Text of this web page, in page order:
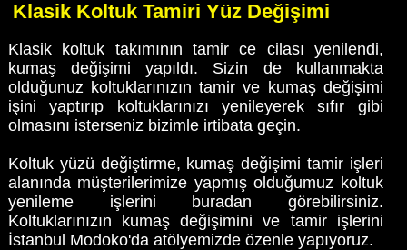
Klasik Koltuk Tamiri Yüz Değişimi
Klasik koltuk takımının tamir ce cilası yenilendi,
kumaş değişimi yapıldı. Sizin de kullanmakta
olduğunuz koltuklarınızın tamir ve kumaş değişimi
işini yaptırıp koltuklarınızı yenileyerek sıfır gibi
olmasını isterseniz bizimle irtibata geçin.
Koltuk yüzü değiştirme, kumaş değişimi tamir işleri
alanında müşterilerimize yapmış olduğumuz koltuk
yenileme işlerini buradan görebilirsiniz.
Koltuklarınızın kumaş değişimini ve tamir işlerini
İstanbul Modoko'da atölyemizde özenle yapıyoruz.